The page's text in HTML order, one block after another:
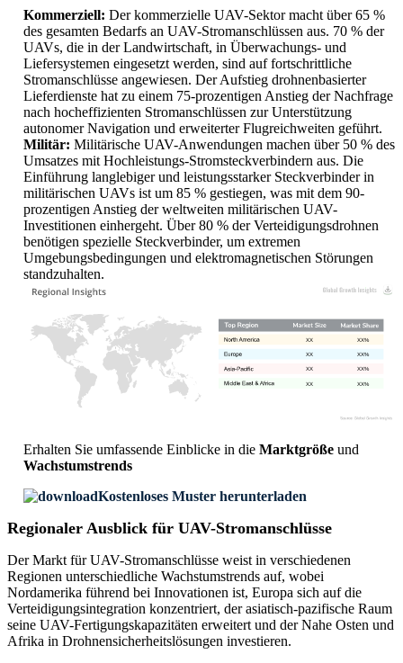
Kommerziell: Der kommerzielle UAV-Sektor macht über 65 %
des gesamten Bedarfs an UAV-Stromanschlüssen aus. 70 % der
UAVs, die in der Landwirtschaft, in Überwachungs- und
Liefersystemen eingesetzt werden, sind auf fortschrittliche
Stromanschlüsse angewiesen. Der Aufstieg drohnenbasierter
Lieferdienste hat zu einem 75-prozentigen Anstieg der Nachfrage
nach hocheffizienten Stromanschlüssen zur Unterstützung
autonomer Navigation und erweiterter Flugreichweiten geführt.
Militär: Militärische UAV-Anwendungen machen über 50 % des
Umsatzes mit Hochleistungs-Stromsteckverbindern aus. Die
Einführung langlebiger und leistungsstarker Steckverbinder in
militärischen UAVs ist um 85 % gestiegen, was mit dem 90-
prozentigen Anstieg der weltweiten militärischen UAV-
Investitionen einhergeht. Über 80 % der Verteidigungsdrohnen
benötigen spezielle Steckverbinder, um extremen
Umgebungsbedingungen und elektromagnetischen Störungen
standzuhalten.
XX%
XX
XX%
XX
XX%
XX
XX%
XX
Erhalten Sie umfassende Einblicke in die Marktgröße und
Wachstumstrends
Kostenloses Muster herunterladen
Regionaler Ausblick für UAV-Stromanschlüsse
Der Markt für UAV-Stromanschlüsse weist in verschiedenen
Regionen unterschiedliche Wachstumstrends auf, wobei
Nordamerika führend bei Innovationen ist, Europa sich auf die
Verteidigungsintegration konzentriert, der asiatisch-pazifische Raum
seine UAV-Fertigungskapazitäten erweitert und der Nahe Osten und
Afrika in Drohnensicherheitslösungen investieren.